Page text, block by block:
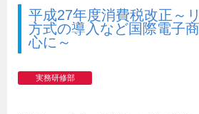
平成27年度消費税改正～
方式の導入など国際電子
心に～
実務研修部